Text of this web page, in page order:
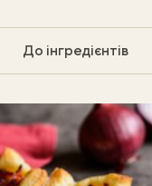
До інгредієнтів